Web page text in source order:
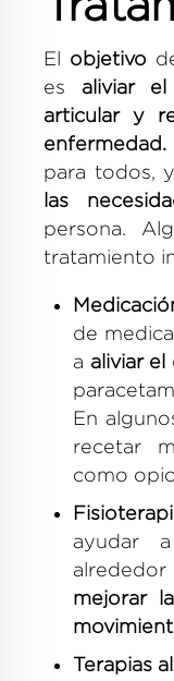
El objetivo
es aliviar
articular y
enfermedad.
para todos, y
las
persona.
tratamiento
de
a aliviar
En
recetar
como
ayudar
mejorar
Terapias